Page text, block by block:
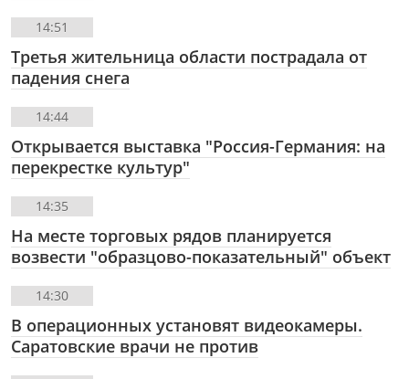
14:51
Третья жительница области пострадала от
падения снега
14:44
Открывается выставка "Россия-Германия: на
перекрестке культур"
14:35
На месте торговых рядов планируется
возвести "образцово-показательный" объект
14:30
В операционных установят видеокамеры.
Саратовские врачи не против